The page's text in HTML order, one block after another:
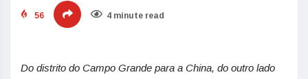
56 4 minute read
Do distrito do Campo Grande para a China, do outro lado